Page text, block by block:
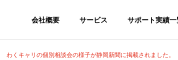
会社概要 サービス サポート実績一
わくキャリの個別相談会の様子が静岡新聞に掲載されました。